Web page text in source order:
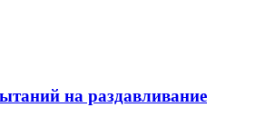
на раздавливание